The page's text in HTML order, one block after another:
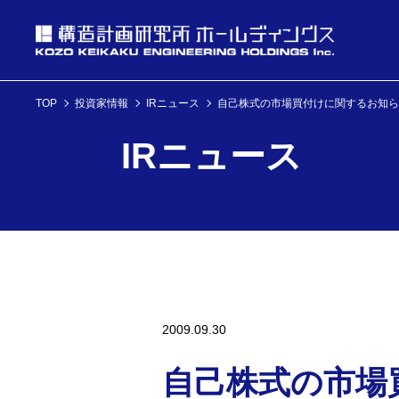
ニュース
理念・経営方針
理念・経営方針
投資家情報
企業情報
TOP 投資家情報 IRニュース 自己株式の市場買付けに関するお知
IRニュース
2009.09.30
自己株式の市